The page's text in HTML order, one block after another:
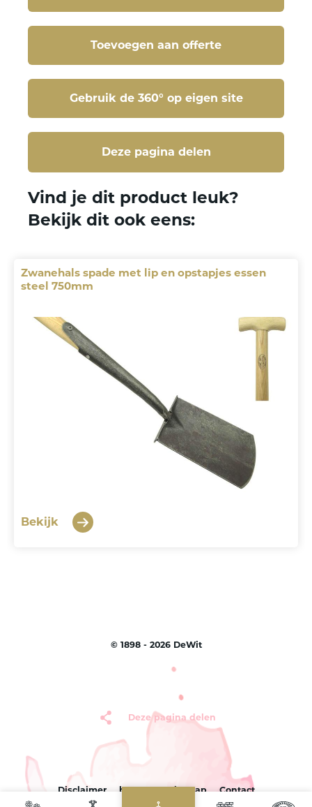
Toevoegen aan offerte
Gebruik de 360° op eigen site
Deze pagina delen
Deze pagina delen
Vind je dit product leuk?
Bekijk dit ook eens:
Zwanehals spade met lip en opstapjes essen
steel 750mm
Bekijk
© 1898 - 2026 DeWit
Deze pagina delen
Disclaimer by Sterc Sitemap Contact